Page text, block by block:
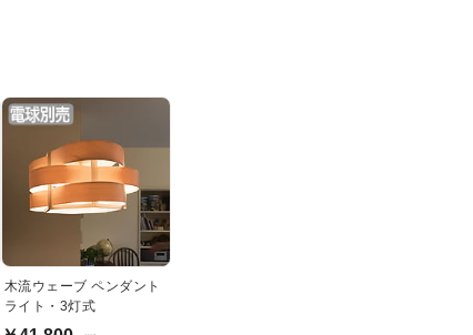
木流ウェーブ ペンダント
ライト・3灯式